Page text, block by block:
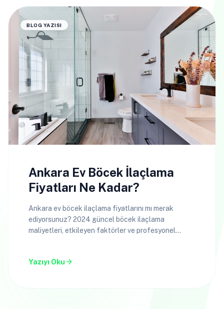
BLOG YAZISI
Ankara Ev Böcek İlaçlama
Fiyatları Ne Kadar?
Ankara ev böcek ilaçlama fiyatlarını mı merak
ediyorsunuz? 2024 güncel böcek ilaçlama
maliyetleri, etkileyen faktörler ve profesyonel
Yazıyı Oku arrow_forward